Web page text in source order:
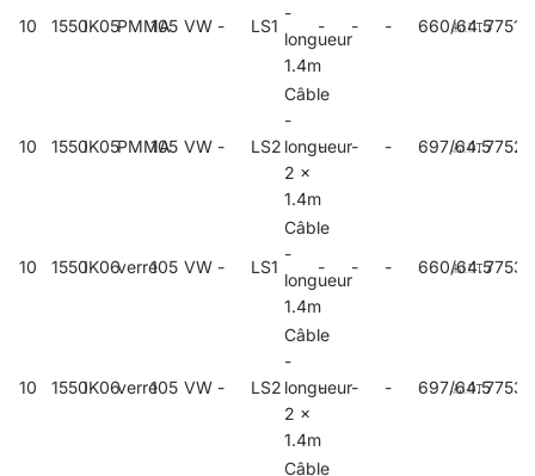
10 1550IK05PMMA
105 VW - LS1
-
longueur
1.4m
- - - 660/64.5
10 1550IK05PMMA
105 VW - LS2
Câble
-
longueur
2 x
1.4m
- - - 697/64.5
10 1550IK06verre105 VW - LS1
Câble
-
longueur
1.4m
- - - 660/64.5
10 1550IK06verre105 VW - LS2
Câble
-
longueur
2 x
1.4m
- - - 697/64.5
Câble